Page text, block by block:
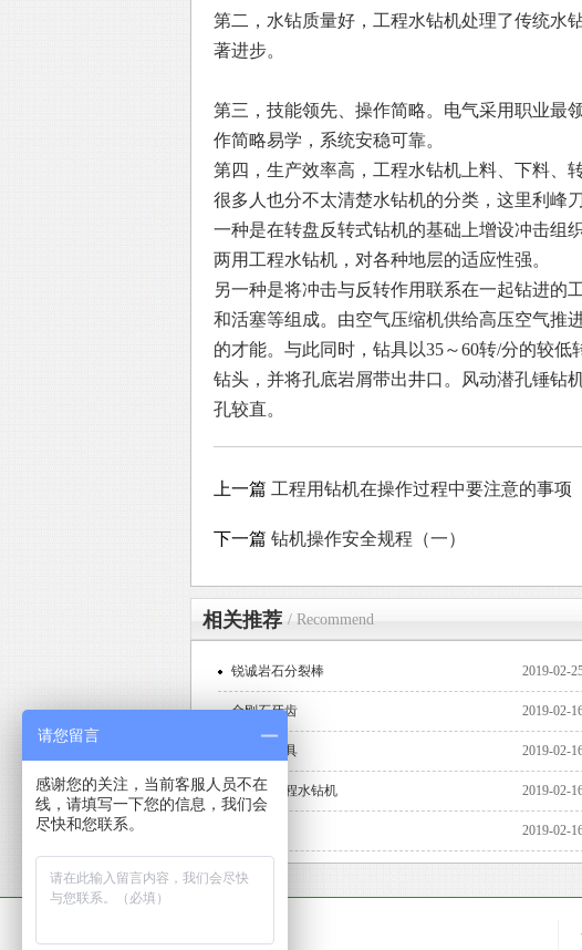
第二，水钻质量好，工程水钻机处理了传统水
著进步。
第三，技能领先、操作简略。电气采用职业最
作简略易学，系统安稳可靠。
第四，生产效率高，工程水钻机上料、下料、
很多人也分不太清楚水钻机的分类，这里利峰
一种是在转盘反转式钻机的基础上增设冲击组
两用工程水钻机，对各种地层的适应性强。
另一种是将冲击与反转作用联系在一起钻进的
和活塞等组成。由空气压缩机供给高压空气推
的才能。与此同时，钻具以35～60转/分的较
钻头，并将孔底岩屑带出井口。风动潜孔锤钻
孔较直。
上一篇 工程用钻机在操作过程中要注意的事项
下一篇 钻机操作安全规程（一）
相关推荐 / Recommend
锐诚岩石分裂棒 2019-02-
金刚石牙齿 2019-02-
金刚石刀具 2019-02-
手提式工程水钻机 2019-02-
2019-02-
请您留言
感谢您的关注，当前客服人员不在
线，请填写一下您的信息，我们会
尽快和您联系。